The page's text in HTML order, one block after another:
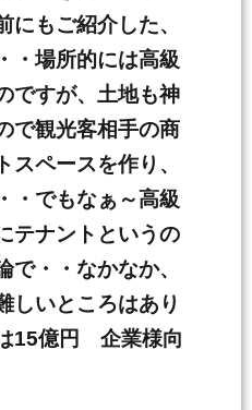
にもご紹介した、
・場所的には高級
ですが、土地も神
で観光客相手の商
スペースを作り、
・でもなぁ～高級
テナントというの
で・・なかなか、
しいところはあり
15億円 企業様向